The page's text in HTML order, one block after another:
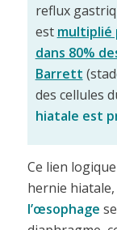
reflux
est multiplié
dans 80%
Barrett
des cellules
hiatale est
Ce lien
hernie hiatale,
l’œsophage